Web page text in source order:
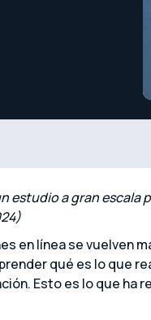
estudio a gran
en línea se vuelven
qué es lo que
Esto es lo que ha